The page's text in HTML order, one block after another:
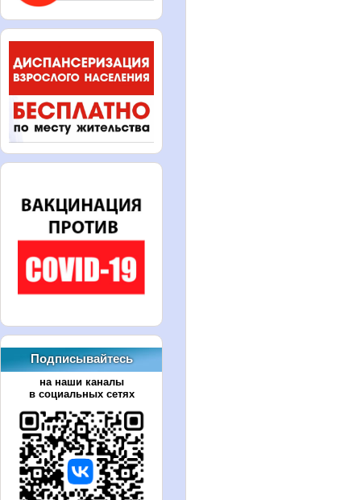
Подписывайтесь
на наши каналы
в социальных сетях